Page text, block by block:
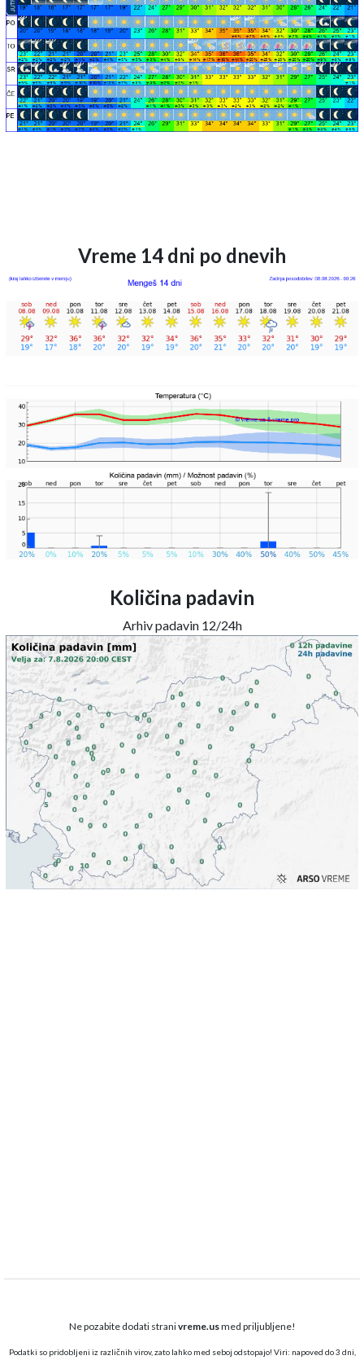
Vreme 14 dni po dnevih
Količina padavin
Arhiv padavin 12/24h
Ne pozabite dodati stranivreme.usmed priljubljene!
Podatki so pridobljeni iz različnih virov, zato lahko med seboj odstopajo! Viri: napoved do 3 dni,